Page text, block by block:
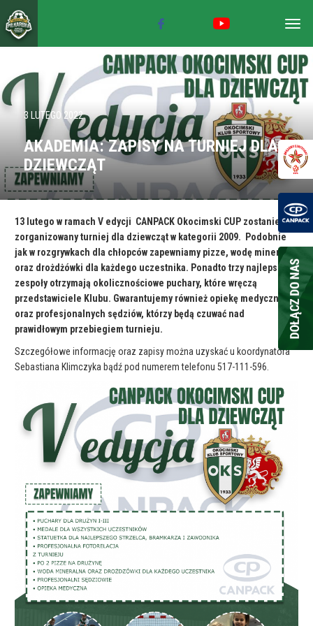
3 LUTEGO 2022
AKADEMIA: ZAPISY NA TURNIEJ DLA
DZIEWCZĄT
13 lutego w ramach V edycji CANPACK Okocimski CUP zostanie
zorganizowany turniej dla dziewcząt w kategorii 2009. Podobnie
jak w rozgrywkach dla chłopców zapewniamy pizze, wodę mineralna
oraz drożdżówki dla każdego uczestnika. Ponadto trzy najlepsze
zespoły otrzymają okolicznościowe puchary, które wręczą
przedstawiciele Klubu. Gwarantujemy również opiekę medyczną
oraz profesjonalnych sędziów, którzy będą czuwać nad
prawidłowym przebiegiem turnieju.
Szczegółowe informację oraz zapisy można uzyskać u koordynatora
Sebastiana Klimczyka bądź pod numerem telefonu 517-111-596.